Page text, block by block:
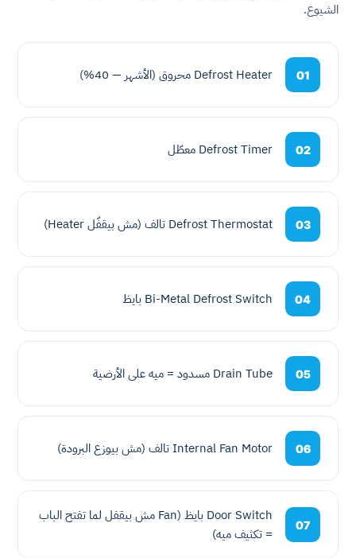
الشيوع.
01 Defrost Heater محروق (الأشهر — 40%)
02 Defrost Timer معطّل
03 Defrost Thermostat تالف (مش بيقفّل Heater)
04 Bi-Metal Defrost Switch بايظ
05 Drain Tube مسدود = ميه على الأرضية
06 Internal Fan Motor تالف (مش بيوزع البرودة)
07
Door Switch بايظ (Fan مش بيقفل لما تفتح الباب
= تكثيف ميه)